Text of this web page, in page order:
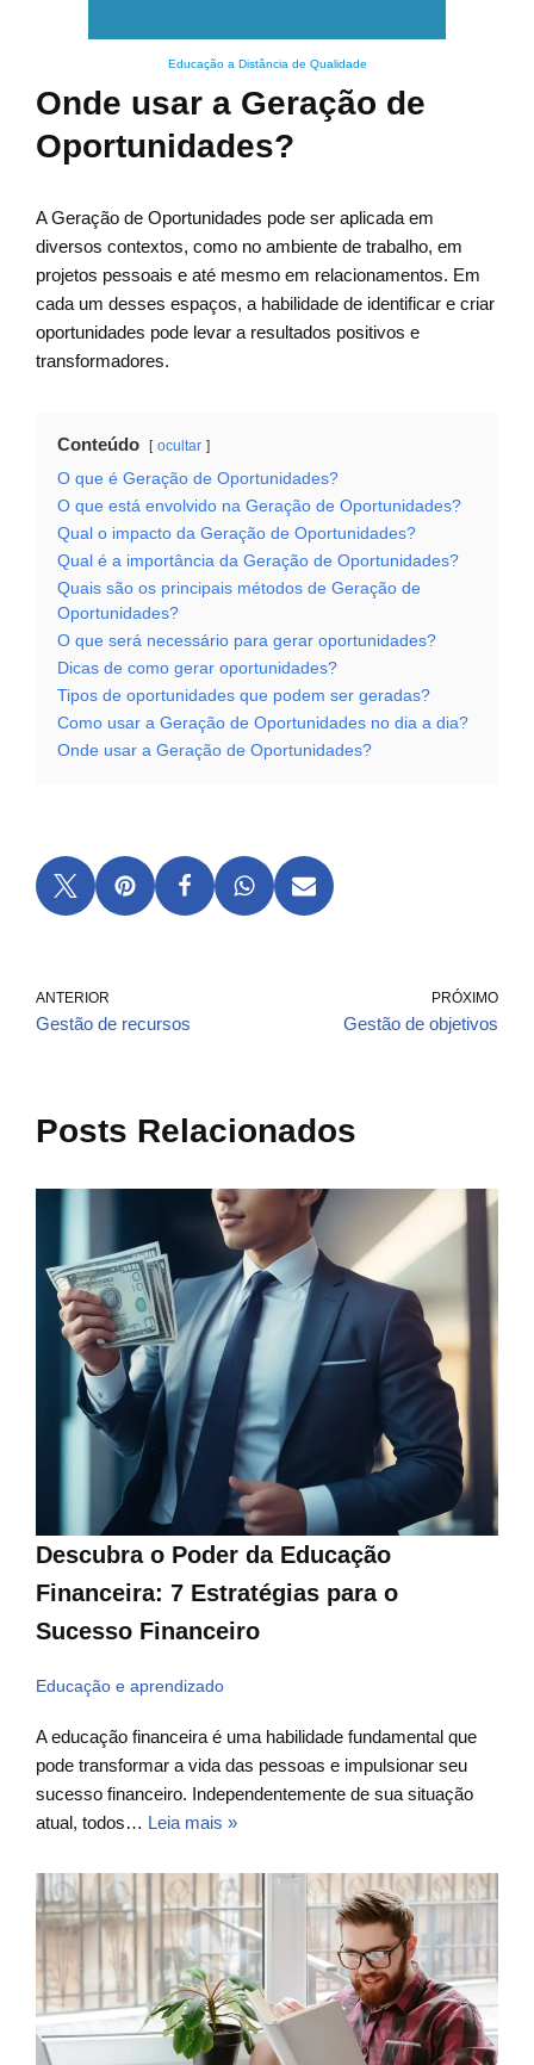
Educação a Distância de Qualidade
Onde usar a Geração de
Oportunidades?
A Geração de Oportunidades pode ser aplicada em
diversos contextos, como no ambiente de trabalho, em
projetos pessoais e até mesmo em relacionamentos. Em
cada um desses espaços, a habilidade de identificar e criar
oportunidades pode levar a resultados positivos e
transformadores.
Conteúdo ocultar
O que é Geração de Oportunidades?
O que está envolvido na Geração de Oportunidades?
Qual o impacto da Geração de Oportunidades?
Qual é a importância da Geração de Oportunidades?
Quais são os principais métodos de Geração de
Oportunidades?
O que será necessário para gerar oportunidades?
Dicas de como gerar oportunidades?
Tipos de oportunidades que podem ser geradas?
Como usar a Geração de Oportunidades no dia a dia?
Onde usar a Geração de Oportunidades?
ANTERIOR
Gestão de recursos
PRÓXIMO
Gestão de objetivos
Posts Relacionados
Descubra o Poder da Educação
Financeira: 7 Estratégias para o
Sucesso Financeiro
Educação e aprendizado
A educação financeira é uma habilidade fundamental que
pode transformar a vida das pessoas e impulsionar seu
sucesso financeiro. Independentemente de sua situação
atual, todos… Leia mais »